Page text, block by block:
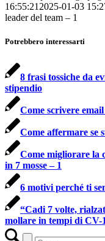
16:55:21 2025-01-03
leader del team – 1
Potrebbero interessarti
8 frasi tossiche da
stipendio
Come scrivere
Come affermare se
Come migliorare la
in 7 mosse – 1
6 motivi perché ti
“Cadi 7 volte,
mollare in tempi di CV-